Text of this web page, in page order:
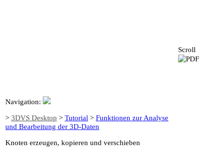
Navigation:
> 3DVS Desktop > Tutorial > Funktionen zur Analyse
und Bearbeitung der 3D-Daten
Knoten erzeugen, kopieren und verschieben
Scroll